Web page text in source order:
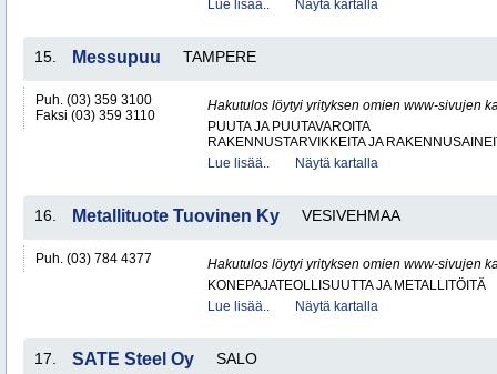
Lue lisää..
Näytä kartalla
15. Messupuu TAMPERE
Puh. (03) 359 3100
Faksi (03) 359 3110
Hakutulos löytyi yrityksen omien www-sivujen
PUUTA JA PUUTAVAROITA
RAKENNUSTARVIKKEITA JA
Lue lisää..
Näytä kartalla
16. Metallituote Tuovinen Ky VESIVEHMAA
Puh. (03) 784 4377
Hakutulos löytyi yrityksen omien www-sivujen
KONEPAJATEOLLISUUTTA JA METALLITÖITÄ
Lue lisää..
Näytä kartalla
17. SATE Steel Oy SALO